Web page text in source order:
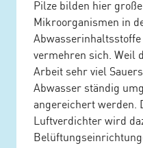
Pilze bilden hier
Mikroorganismen in
Abwasserinhaltsstoffe
vermehren sich. Weil
Arbeit sehr viel
Abwasser ständig
angereichert werden.
Luftverdichter wird